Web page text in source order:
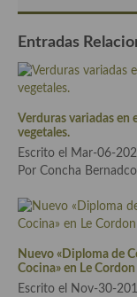
Cocina del Congo
Cocina Sefardí
Cocina Yoshoku
Cocina callejera
Cocinas de España
Entradas
Verduras variadas en
vegetales.
Escrito el Mar-06-
Por Concha
Nuevo «Diploma de
Cocina» en Le Cordon
Escrito el Nov-30-